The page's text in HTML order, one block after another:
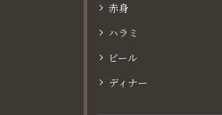
赤身
ハラミ
ビール
ディナー